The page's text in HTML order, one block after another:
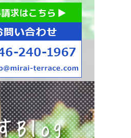
ライてらす大和｜就労移行｜就
求はこちら
お子様の